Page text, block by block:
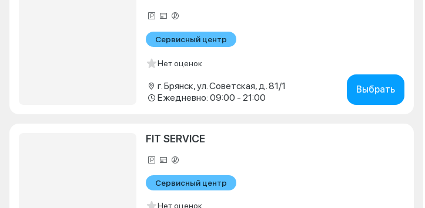
Сервисный центр
Нет оценок
г. Брянск, ул. Советская, д. 81/1
Ежедневно: 09:00 - 21:00
Выбрать
FIT SERVICE
Сервисный центр
Нет оценок